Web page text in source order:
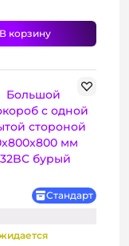
В корзину
Стандарт